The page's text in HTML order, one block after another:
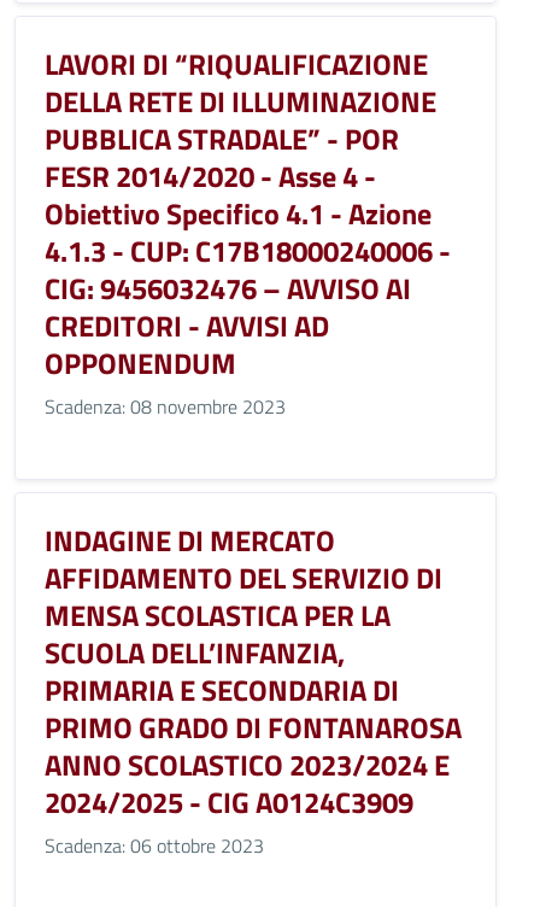
LAVORI DI “RIQUALIFICAZIONE
DELLA RETE DI ILLUMINAZIONE
PUBBLICA STRADALE” - POR
FESR 2014/2020 - Asse 4 -
Obiettivo Specifico 4.1 - Azione
4.1.3 - CUP: C17B18000240006 -
CIG: 9456032476 – AVVISO AI
CREDITORI - AVVISI AD
OPPONENDUM
Scadenza: 08 novembre 2023
INDAGINE DI MERCATO
AFFIDAMENTO DEL SERVIZIO DI
MENSA SCOLASTICA PER LA
SCUOLA DELL’INFANZIA,
PRIMARIA E SECONDARIA DI
PRIMO GRADO DI FONTANAROSA
ANNO SCOLASTICO 2023/2024 E
2024/2025 - CIG A0124C3909
Scadenza: 06 ottobre 2023